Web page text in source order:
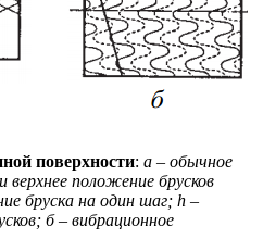
поверхности: а – обычное
верхнее положение брусков
бруска на один шаг; h –
б – вибрационное